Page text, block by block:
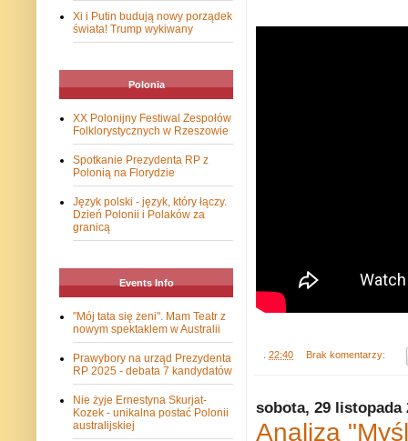
22:40 Brak komentarzy:
sobota, 29 listopada
Analiza
Xi i Putin budują nowy porządek
świata! Trump wykiwany
Polonia
XX Polonijny Festiwal Zespołów
Folklorystycznych w Rzeszowie
Spotkanie Prezydenta RP z
Polonią na Florydzie
Język polski - język, który łączy.
Dzień Polonii i Polaków za
granicą
Events Info
"Mój tata się żeni". Mam Teatr z
nowym spektaklem w Australii
Prawybory na urząd Prezydenta
RP 2025 - debata 7 kandydatów
Nie żyje Ernestyna Skurjat-
Kozek - unikalna postać Polonii
australijskiej